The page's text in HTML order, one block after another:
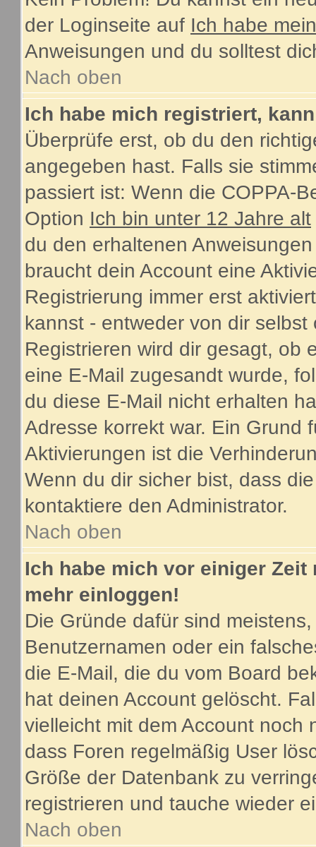
der Loginseite auf Ich habe
Anweisungen und du solltest
Nach oben
Ich habe mich registriert,
Überprüfe erst, ob du den
angegeben hast. Falls sie
passiert ist: Wenn die COPPA-
Option Ich bin unter 12 Jahre alt
du den erhaltenen
braucht dein Account eine
Registrierung immer erst
kannst - entweder von dir
Registrieren wird dir gesagt, ob
eine E-Mail zugesandt wurde,
du diese E-Mail nicht erhalten
Adresse korrekt war. Ein Grund
Aktivierungen ist die
Wenn du dir sicher bist, dass
kontaktiere den Administrator.
Nach oben
Ich habe mich vor einiger
mehr einloggen!
Die Gründe dafür sind
Benutzernamen oder ein
die E-Mail, die du vom Board
hat deinen Account gelöscht.
vielleicht mit dem Account noch
dass Foren regelmäßig User
Größe der Datenbank zu
registrieren und tauche wieder
Nach oben